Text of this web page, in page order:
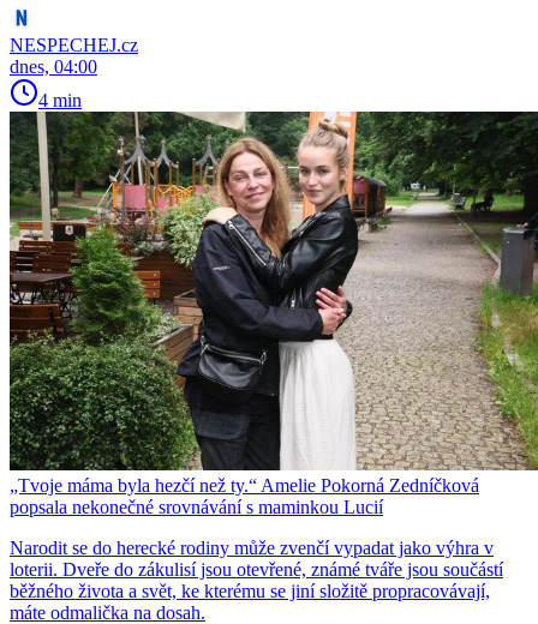
NESPECHEJ.cz
dnes, 04:00
4 min
„Tvoje máma byla hezčí než ty.“ Amelie Pokorná Zedníčková
popsala nekonečné srovnávání s maminkou Lucií
Narodit se do herecké rodiny může zvenčí vypadat jako výhra v
loterii. Dveře do zákulisí jsou otevřené, známé tváře jsou součástí
běžného života a svět, ke kterému se jiní složitě propracovávají,
máte odmalička na dosah.